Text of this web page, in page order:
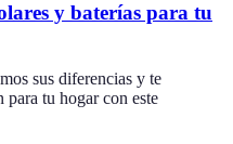
y baterías para tu
sus diferencias y te
para tu hogar con este